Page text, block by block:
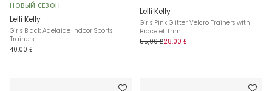
НОВЫЙ СЕЗОН
Lelli Kelly
Girls Black Adelaide Indoor Sports
Trainers
40,00 £
Lelli Kelly
Girls Pink Glitter Velcro Trainers with
Bracelet Trim
55,00 £28,00 £